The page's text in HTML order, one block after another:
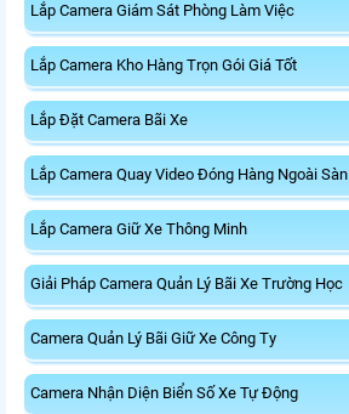
Lắp Camera Giám Sát Phòng Làm Việc
Lắp Camera Kho Hàng Trọn Gói Giá Tốt
Lắp Đặt Camera Bãi Xe
Lắp Camera Quay Video Đóng Hàng Ngoài Sàn
Lắp Camera Giữ Xe Thông Minh
Giải Pháp Camera Quản Lý Bãi Xe Trường Học
Camera Quản Lý Bãi Giữ Xe Công Ty
Camera Nhận Diện Biển Số Xe Tự Động